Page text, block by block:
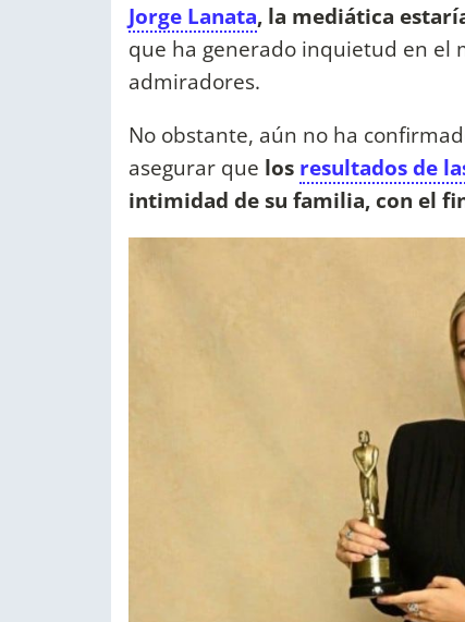
Jorge Lanata, la mediática
que ha generado inquietud en el
admiradores.
No obstante, aún no ha
asegurar que los resultados de
intimidad de su familia, con el